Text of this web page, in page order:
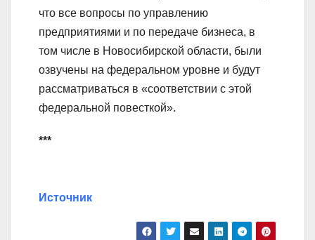
что все вопросы по управлению
предприятиями и по передаче бизнеса, в
том числе в Новосибирской области, были
озвучены на федеральном уровне и будут
рассматриваться в «соответствии с этой
федеральной повесткой».
***
Источник